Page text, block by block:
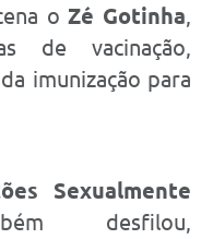
oZé Gotinha
de vacinação,
imunização para
Sexualmente
desfilou,